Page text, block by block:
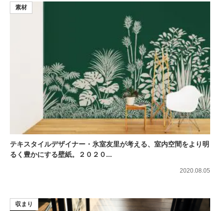
テキスタイルデザイナー・氷室友里が考える、室内空間をより明
るく豊かにする壁紙。２０２０...
素材
2020.08.05
収まり